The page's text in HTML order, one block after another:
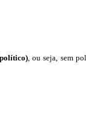
, ou seja, sem